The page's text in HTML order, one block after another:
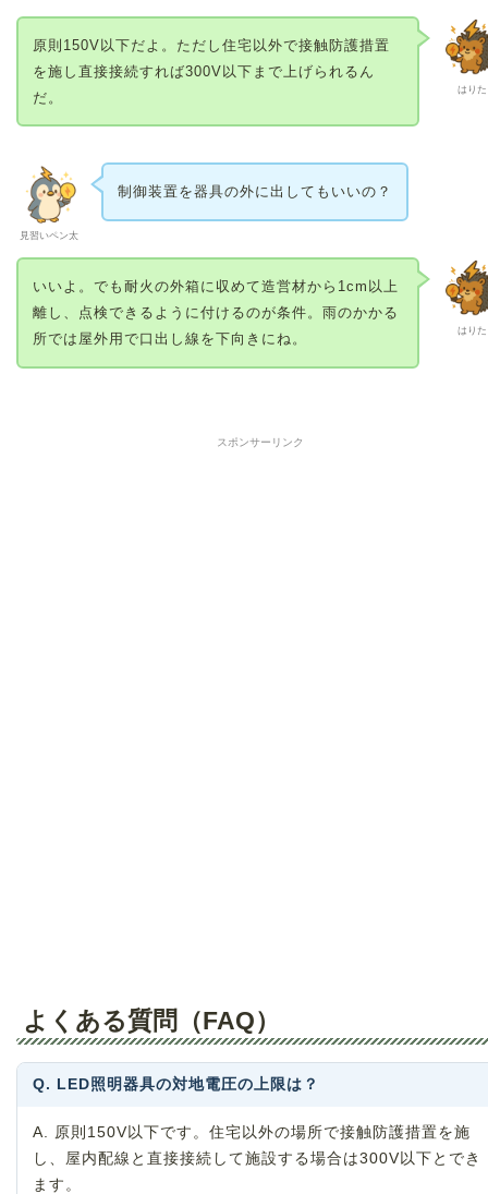
はりた
原則150V以下だよ。ただし住宅以外で接触防護措置
を施し直接接続すれば300V以下まで上げられるん
だ。
見習いペン太
制御装置を器具の外に出してもいいの？
はりた
いいよ。でも耐火の外箱に収めて造営材から1cm以上
離し、点検できるように付けるのが条件。雨のかかる
所では屋外用で口出し線を下向きにね。
スポンサーリンク
よくある質問（FAQ）
Q. LED照明器具の対地電圧の上限は？
A. 原則150V以下です。住宅以外の場所で接触防護措置を施
し、屋内配線と直接接続して施設する場合は300V以下とでき
ます。